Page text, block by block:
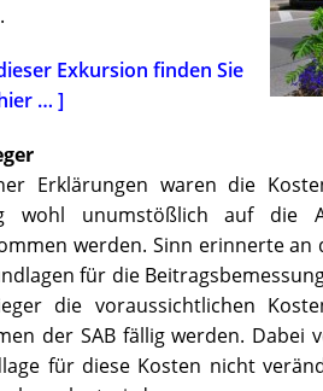
Exkursion finden Sie
… ]
Erklärungen waren die
wohl unumstößlich auf die
werden. Sinn erinnerte
für die
die voraussichtlichen
der SAB fällig werden. Dabei
für diese Kosten nicht